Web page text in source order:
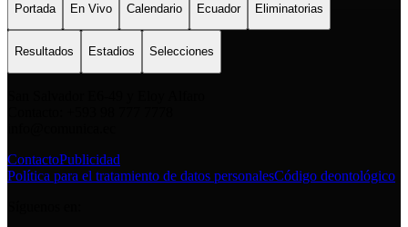
Portada En Vivo Calendario Ecuador Eliminatorias
Resultados Estadios Selecciones
ContactoPublicidad
Política para el tratamiento de datos personalesCódigo deontológico